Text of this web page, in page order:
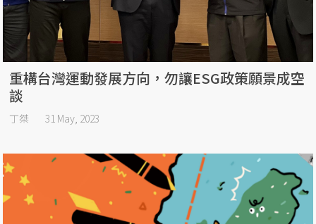
重構台灣運動發展方向，勿讓ESG政策願景成空
談
丁桀 31 May, 2023